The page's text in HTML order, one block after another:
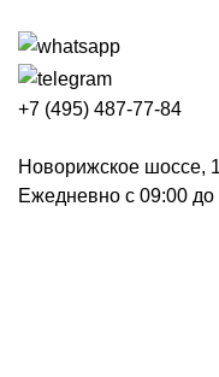
+7 (495) 487-77-84
Новорижское шоссе,
Ежедневно с 09:00 до